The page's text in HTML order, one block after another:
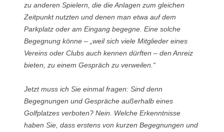
zu anderen Spielern, die die Anlagen zum gleichen
Zeitpunkt nutzten und denen man etwa auf dem
Parkplatz oder am Eingang begegne. Eine solche
Begegnung könne – „weil sich viele Mitglieder eines
Vereins oder Clubs auch kennen dürften – den Anreiz
bieten, zu einem Gespräch zu verweilen.“
Jetzt muss ich Sie einmal fragen: Sind denn
Begegnungen und Gespräche außerhalb eines
Golfplatzes verboten? Nein. Welche Erkenntnisse
haben Sie, dass erstens von kurzen Begegnungen und